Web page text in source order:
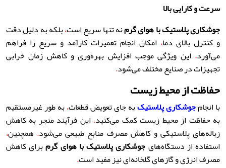
سرعت و کارایی بالا
جوشکاری پلاستیک با هوای گرمنه تنها سریع است،بلکه به دلیل دقت
و کنترل بالای دما، امکان انجام تعمیرات کارآمد و سریع را فراهم
می‌آورد. این ویژگی موجب افزایش بهره‌وری و کاهش زمان خرابی
تجهیزات در صنایع مختلف می‌شود.
حفاظت از محیط زیست
با انجامجوشکاری پلاستیکبه جای تعویض قطعات،به طور غیرمستقیم
به حفاظت از محیط زیست کمک می‌کنید. این فرآیند منجر به کاهش
زباله‌های پلاستیکی و کاهش مصرف منابع طبیعی می‌شود. همچنین،
استفاده از دستگاه‌هایجوشکاری پلاستیک با هوای گرمبرای کاهش
مصرف انرژی و گازهای گلخانه‌ای نیز مفید است.